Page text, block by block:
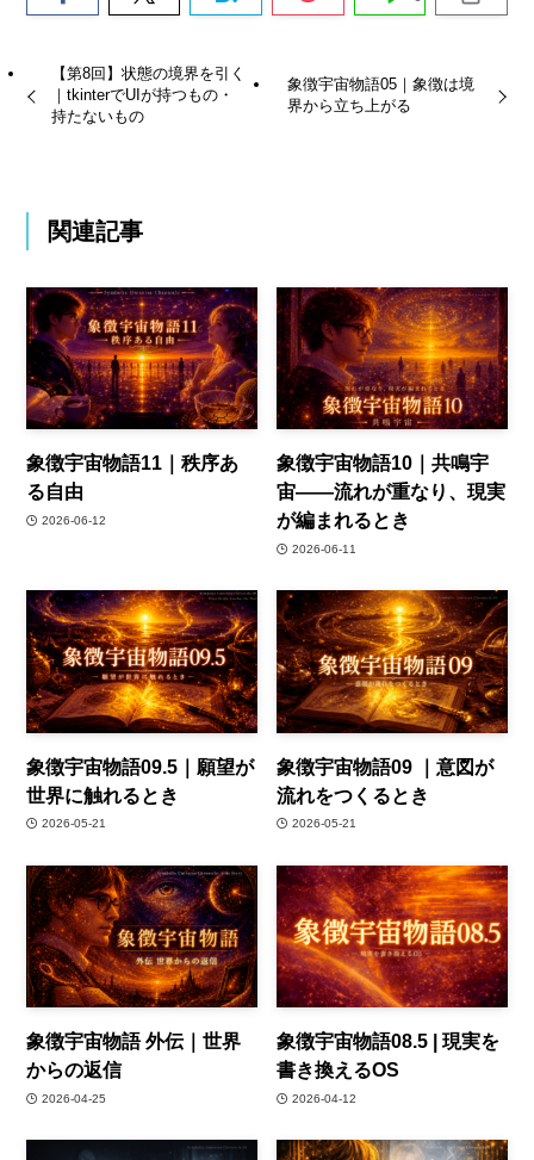
【第8回】状態の境界を引く
｜tkinterでUIが持つもの・
持たないもの
象徴宇宙物語05｜象徴は境
界から立ち上がる
関連記事
象徴宇宙物語11｜秩序あ
る自由
2026-06-12
象徴宇宙物語10｜共鳴宇
宙――流れが重なり、現実
が編まれるとき
2026-06-11
象徴宇宙物語09.5｜願望が
世界に触れるとき
2026-05-21
象徴宇宙物語09 ｜意図が
流れをつくるとき
2026-05-21
象徴宇宙物語 外伝｜世界
からの返信
2026-04-25
象徴宇宙物語08.5 | 現実を
書き換えるOS
2026-04-12